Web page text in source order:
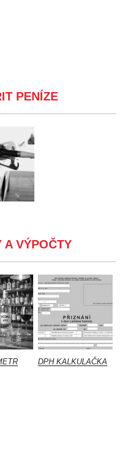
PENÍZE
VÝPOČTY
DPH KALKULAČKA